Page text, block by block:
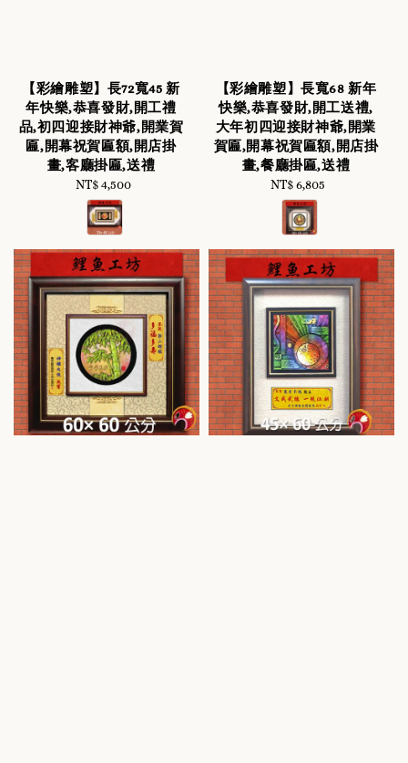
【彩繪雕塑】長72寬45 新
年快樂,恭喜發財,開工禮
品,初四迎接財神爺,開業賀
匾,開幕祝賀匾額,開店掛
畫,客廳掛匾,送禮
Regular
price
NT$ 4,500
【彩繪雕塑】長寬68 新年
快樂,恭喜發財,開工送禮,
大年初四迎接財神爺,開業
賀匾,開幕祝賀匾額,開店掛
畫,餐廳掛匾,送禮
Regular
price
NT$ 6,805